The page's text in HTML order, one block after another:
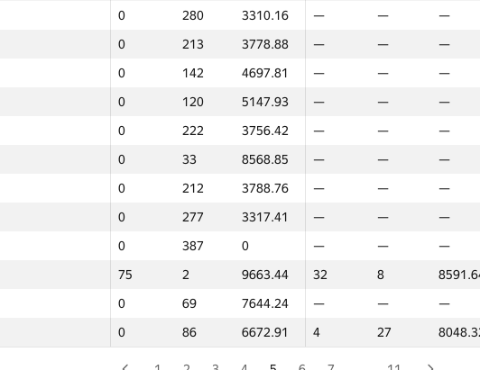
0 280 3310.16 — — —
0 213 3778.88 — — —
0 142 4697.81 — — —
0 120 5147.93 — — —
0 222 3756.42 — — —
0 33 8568.85 — — —
0 212 3788.76 — — —
0 277 3317.41 — — —
0 387 0 — — —
75 2 9663.44 32 8
0 69 7644.24 — — —
0 86 6672.91 4 27
0 236 3706.62 — — —
45 5 9297.53 36 7 8643.78
36 7 9249.44 — — —
0 218 3769.49 — — —
0 226 3748.16 — — —
0 150 4552.92 — — —
32 8 9176.61 26 10 8509.99
100 1 9844.13 100 1 8749.39
0 105 5413.23 — — —
0 148 4566.61 — — —
0 136 4828.07 — — —
0 331 2095.05 — — —
0 284 3310.08 —